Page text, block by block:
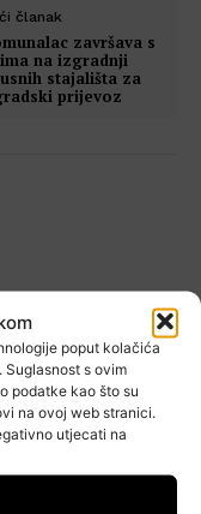
poput kolačića
s ovim
podatke kao što su
na ovoj web stranici.
utjecati na
članak
završava s
na izgradnji
stajališta za
prijevoz